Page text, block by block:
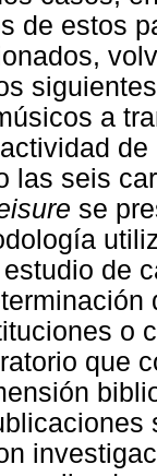
de estos
a
las seis
se
de
o
que